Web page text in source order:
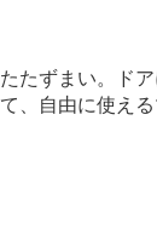
たずまい。ド
、自由に使え